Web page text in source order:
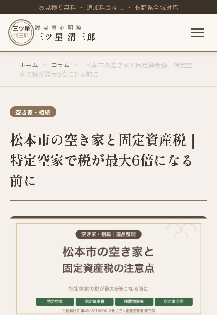
お見積り無料 ・ 追加料金なし ・ 長野県全域対応
三ツ星
清三郎
誠 実 真 心 明 瞭
三ツ星 清三郎
ホーム > コラム >
松本市の空き家と固定資産税｜特定空
家で税が最大6倍になる前に
空き家・相続
松本市の空き家と固定資産税｜
特定空家で税が最大6倍になる
前に